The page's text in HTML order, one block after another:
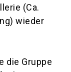
(Ca.
wieder
die Gruppe